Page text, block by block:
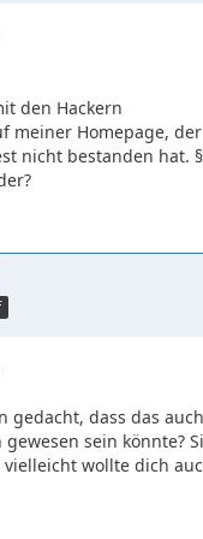
den Hackern
meiner Homepage,
nicht bestanden hat.
gedacht, dass das
sein könnte?
vielleicht wollte dich